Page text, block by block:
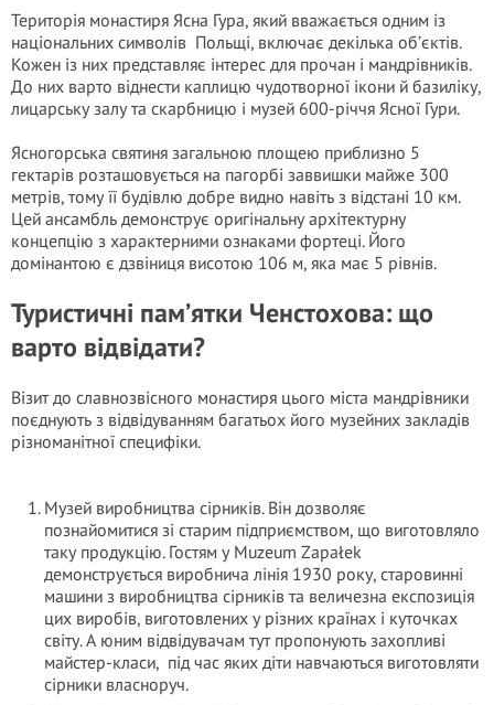
Територія монастиря Ясна Гура, який вважається одним із
національних символів Польщі, включає декілька об’єктів.
Кожен із них представляє інтерес для прочан і мандрівників.
До них варто віднести каплицю чудотворної ікони й базиліку,
лицарську залу та скарбницю і музей 600-річчя Ясної Гури.
Ясногорська святиня загальною площею приблизно 5
гектарів розташовується на пагорбі заввишки майже 300
метрів, тому її будівлю добре видно навіть з відстані 10 км.
Цей ансамбль демонструє оригінальну архітектурну
концепцію з характерними ознаками фортеці. Його
домінантою є дзвіниця висотою 106 м, яка має 5 рівнів.
Туристичні пам’ятки Ченстохова: що
варто відвідати?
Візит до славнозвісного монастиря цього міста мандрівники
поєднують з відвідуванням багатьох його музейних закладів
різноманітної специфіки.
Музей виробництва сірників. Він дозволяє
познайомитися зі старим підприємством, що виготовляло
таку продукцію. Гостям у Muzeum Zapałek
демонструється виробнича лінія 1930 року, старовинні
машини з виробництва сірників та величезна експозиція
цих виробів, виготовлених у різних країнах і куточках
світу. А юним відвідувачам тут пропонують захопливі
майстер-класи, під час яких діти навчаються виготовляти
сірники власноруч.